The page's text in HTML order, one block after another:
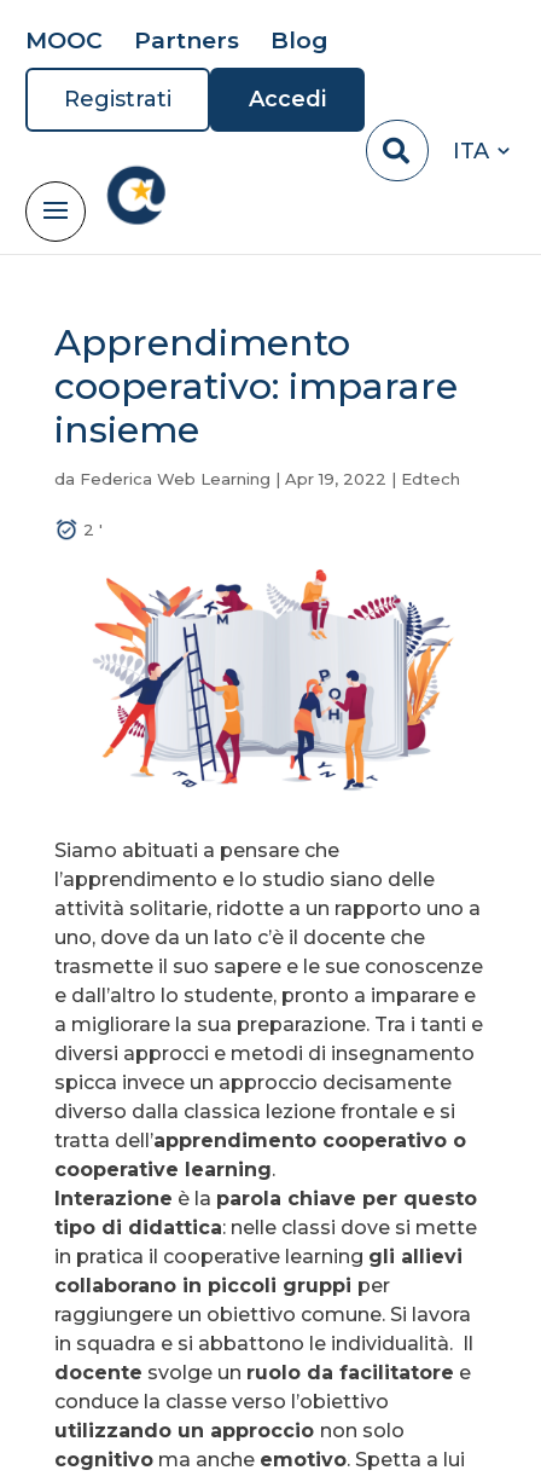
MOOC Partners Blog
Registrati
Accedi
ITA
Apprendimento
cooperativo: imparare
insieme
da Federica Web Learning | Apr 19, 2022 | Edtech
2 '
Siamo abituati a pensare che
l’apprendimento e lo studio siano delle
attività solitarie, ridotte a un rapporto uno a
uno, dove da un lato c’è il docente che
trasmette il suo sapere e le sue conoscenze
e dall’altro lo studente, pronto a imparare e
a migliorare la sua preparazione. Tra i tanti e
diversi approcci e metodi di insegnamento
spicca invece un approccio decisamente
diverso dalla classica lezione frontale e si
tratta dell’apprendimento cooperativo o
cooperative learning.
Interazione è la parola chiave per questo
tipo di didattica: nelle classi dove si mette
in pratica il cooperative learning gli allievi
collaborano in piccoli gruppi per
raggiungere un obiettivo comune. Si lavora
in squadra e si abbattono le individualità. Il
docente svolge un ruolo da facilitatore e
conduce la classe verso l’obiettivo
utilizzando un approccio non solo
cognitivoma anche emotivo. Spetta a lui